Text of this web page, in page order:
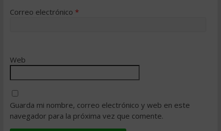
Correo electrónico *
Web
Guarda mi nombre, correo electrónico y web en este
navegador para la próxima vez que comente.